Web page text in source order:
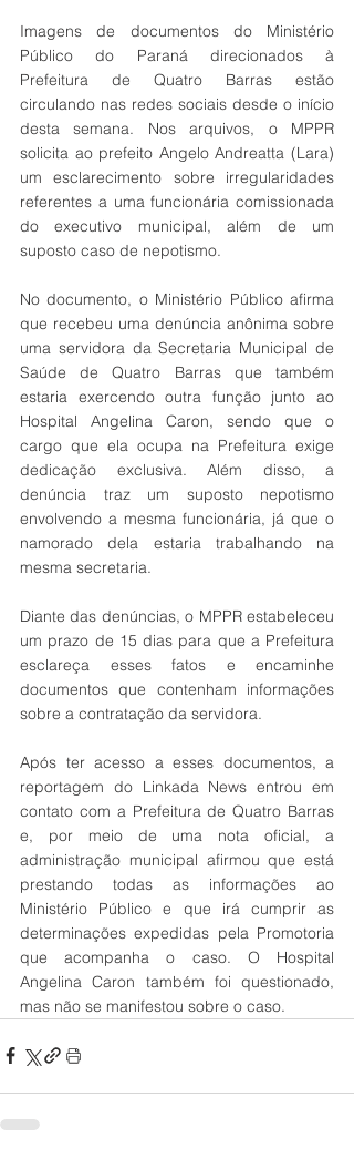
Imagens de documentos do Ministério
Público do Paraná direcionados à
Prefeitura de Quatro Barras estão
circulando nas redes sociais desde o início
desta semana. Nos arquivos, o MPPR
solicita ao prefeito Angelo Andreatta (Lara)
um esclarecimento sobre irregularidades
referentes a uma funcionária comissionada
do executivo municipal, além de um
suposto caso de nepotismo.
No documento, o Ministério Público afirma
que recebeu uma denúncia anônima sobre
uma servidora da Secretaria Municipal de
Saúde de Quatro Barras que também
estaria exercendo outra função junto ao
Hospital Angelina Caron, sendo que o
cargo que ela ocupa na Prefeitura exige
dedicação exclusiva. Além disso, a
denúncia traz um suposto nepotismo
envolvendo a mesma funcionária, já que o
namorado dela estaria trabalhando na
mesma secretaria.
Diante das denúncias, o MPPR estabeleceu
um prazo de 15 dias para que a Prefeitura
esclareça esses fatos e encaminhe
documentos que contenham informações
sobre a contratação da servidora.
Após ter acesso a esses documentos, a
reportagem do Linkada News entrou em
contato com a Prefeitura de Quatro Barras
e, por meio de uma nota oficial, a
administração municipal afirmou que está
prestando todas as informações ao
Ministério Público e que irá cumprir as
determinações expedidas pela Promotoria
que acompanha o caso. O Hospital
Angelina Caron também foi questionado,
mas não se manifestou sobre o caso.